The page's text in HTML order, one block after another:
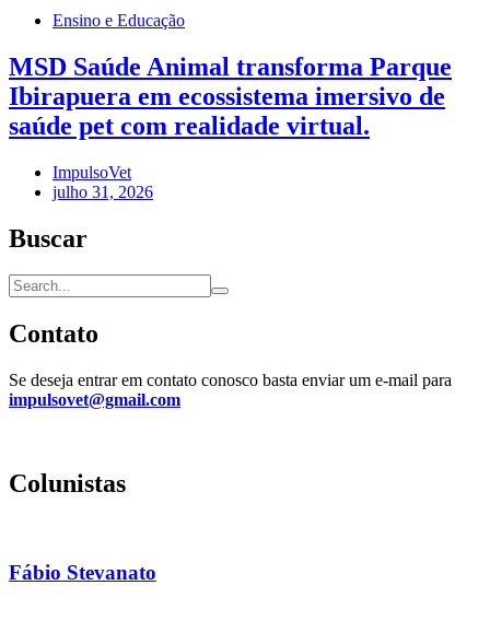
Ensino e Educação
MSD Saúde Animal transforma Parque
Ibirapuera em ecossistema imersivo de
saúde pet com realidade virtual.
ImpulsoVet
julho 31, 2026
Buscar
Contato
Se deseja entrar em contato conosco basta enviar um e-mail para
impulsovet@gmail.com
Colunistas
Fábio Stevanato